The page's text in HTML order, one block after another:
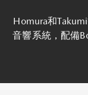
Homura和
音響系統，配備